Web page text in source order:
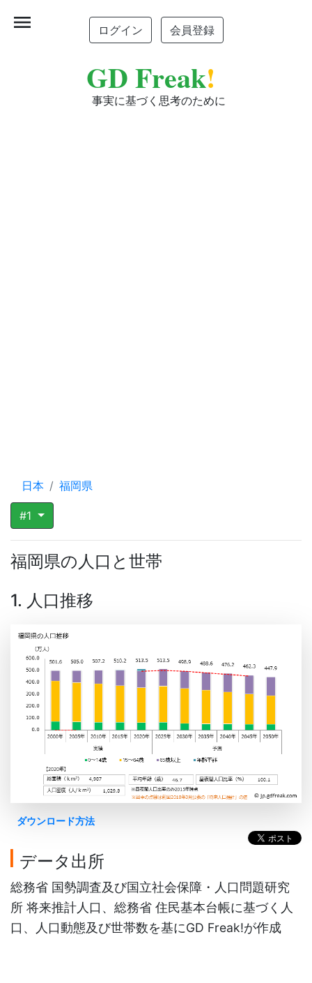
ログイン 会員登録
GD Freak!
事実に基づく思考のために
menu
日本 福岡県
#1
福岡県の人口と世帯
1. 人口推移
ダウンロード方法
データ出所
総務省 国勢調査及び国立社会保障・人口問題研究
所 将来推計人口、総務省 住民基本台帳に基づく人
口、人口動態及び世帯数を基にGD Freak!が作成